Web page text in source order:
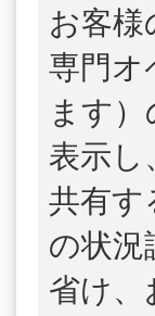
お客
専門オ
ます
表示し
共有す
の状況
省け、